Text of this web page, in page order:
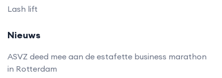
Lash lift
Nieuws
ASVZ deed mee aan de estafette business marathon
in Rotterdam